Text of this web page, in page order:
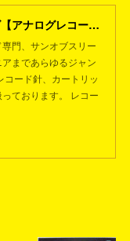
サンオブスリーサウンズ【アナログレコード専門店】名古屋栄
門、サンオブスリー
まであらゆるジャン
コード針、カートリッ
ております。 レコー